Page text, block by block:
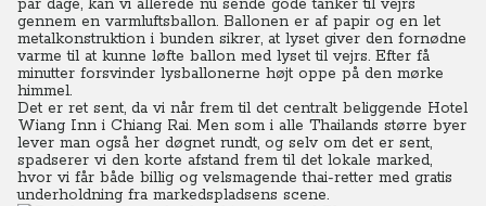
par dage, kan vi allerede nu sende gode tanker til vejrs
gennem en varmluftsballon. Ballonen er af papir og en let
metalkonstruktion i bunden sikrer, at lyset giver den fornødne
varme til at kunne løfte ballon med lyset til vejrs. Efter få
minutter forsvinder lysballonerne højt oppe på den mørke
himmel.
Det er ret sent, da vi når frem til det centralt beliggende Hotel
Wiang Inn i Chiang Rai. Men som i alle Thailands større byer
lever man også her døgnet rundt, og selv om det er sent,
spadserer vi den korte afstand frem til det lokale marked,
hvor vi får både billig og velsmagende thai-retter med gratis
underholdning fra markedspladsens scene.